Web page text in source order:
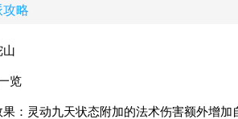
攻略
山
览
果：灵动九天状态附加的法术伤害额外增加